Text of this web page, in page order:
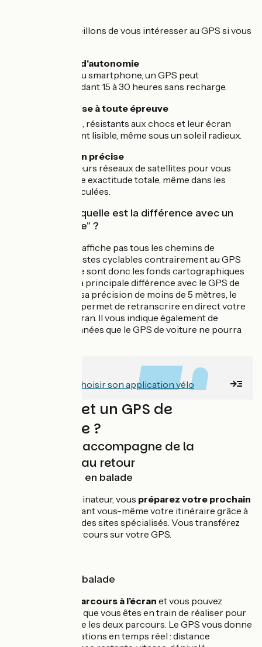
Nous vous conseillons de vous intéresser au GPS si vous
🔋Un maximum d'autonomie
Contrairement au smartphone, un GPS peut
fonctionner pendant 15 à 30 heures sans recharge.
🪨Une robustesse à toute épreuve
Ils sont étanches, résistants aux chocs et leur écran
reste parfaitement lisible, même sous un soleil radieux.
🧭Une navigation précise
Ils utilisent plusieurs réseaux de satellites pour vous
localiser avec une exactitude totale, même dans les
zones les plus reculées.
GPS outdoor : quelle est la différence avec un
GPS de "voiture" ?
Le GPS voiture n’affiche pas tous les chemins de
randonnées et pistes cyclables contrairement au GPS
de randonnée. Ce sont donc les fonds cartographiques
qui constituent la principale différence avec le GPS de
votre auto. Avec sa précision de moins de 5 mètres, le
GPS « outdoor » permet de retranscrire en direct votre
itinéraire sur l’écran. Il vous indique également de
nombreuses données que le GPS de voiture ne pourra
Notre guide pour choisir son application vélo
Que permet un GPS de
randonnée ?
Le GPS vous accompagne de la
préparation au retour
Avant de partir en balade
Depuis votre ordinateur, vous préparez votre prochain
en créant vous-même votre itinéraire grâce à
un logiciel ou via des sites spécialisés. Vous transférez
ensuite votre parcours sur votre GPS.
Pendant votre balade
suivez le parcours à l’écran et vous pouvez
enregistrer celui que vous êtes en train de réaliser pour
comparer ensuite les deux parcours. Le GPS vous donne
plusieurs informations en temps réel : distance